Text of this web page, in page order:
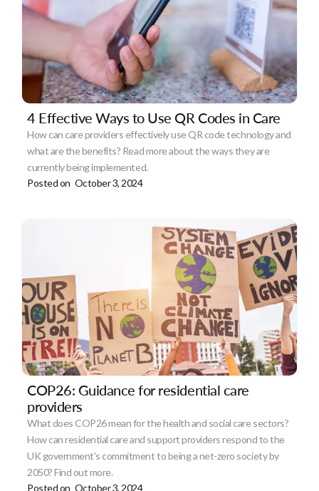
4 Effective Ways to Use QR Codes in Care
How can care providers effectively use QR code technology and
what are the benefits? Read more about the ways they are
currently being implemented.
Posted on October 3, 2024
COP26: Guidance for residential care
providers
What does COP26 mean for the health and social care sectors?
How can residential care and support providers respond to the
UK government's commitment to being a net-zero society by
2050? Find out more.
Posted on October 3, 2024